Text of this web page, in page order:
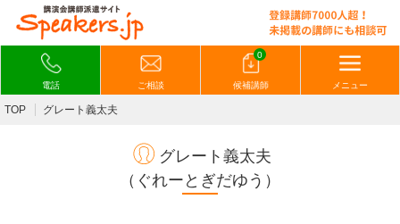
電話 ご相談
0
候補講師 メニュー
TOP グレート義太夫
グレート義太夫
（ぐれーとぎだゆう）